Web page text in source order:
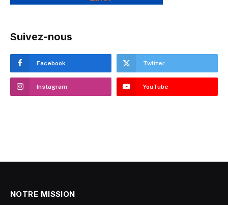
Suivez-nous
Facebook Twitter
Instagram YouTube
NOTRE MISSION